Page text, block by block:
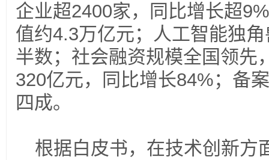
企业超2400家，同比增长超
值约4.3万亿元；人工智能独
半数；社会融资规模全国领先
320亿元，同比增长84%；备
四成。
根据白皮书，在技术创新方